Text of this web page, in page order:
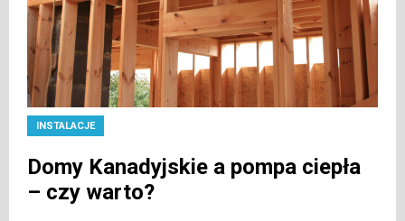
INSTALACJE
Domy Kanadyjskie a pompa ciepła
– czy warto?